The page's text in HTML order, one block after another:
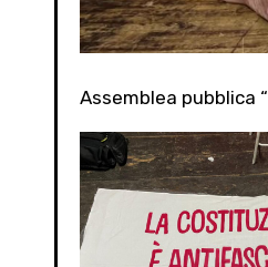
Assemblea pubblica “